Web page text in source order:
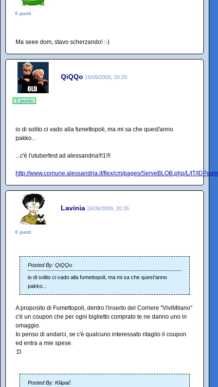
0 punti
Ma seee dom, stavo scherzando! :-)
QiQQo 16/09/2009, 20:20
1 punto
io di solito ci vado alla fumettopoli, ma mi sa che quest'anno
pakko...
...c'è l'utuberfest ad alessandria!!!1!!!
http://www.comune.alessandria.it/flex/cm/pages/ServeBLOB.php/L/IT/
Lavinia 16/09/2009, 20:26
0 punti
Posted By: QiQQo
io di solito ci vado alla fumettopoli, ma mi sa che quest'anno
pakko...
A proposito di Fumettopoli, dentro l'inserto del Corriere "ViviMilano"
c'è un coupon che per ogni biglietto comprato te ne danno uno in
omaggio.
Io penso di andarci, se c'è qualcuno interessato ritaglio il coupon
ed entra a mie spese.
:D
Posted By: Klàpač